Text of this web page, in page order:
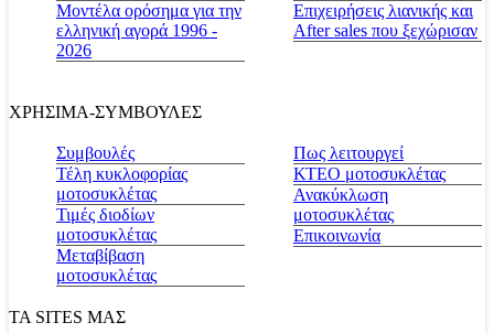
Μοντέλα ορόσημα για την
ελληνική αγορά 1996 -
2026
Επιχειρήσεις λιανικής και
After sales που ξεχώρισαν
ΧΡΗΣΙΜΑ-ΣΥΜΒΟΥΛΕΣ
Συμβουλές
Τέλη κυκλοφορίας
μοτοσυκλέτας
Τιμές διοδίων
μοτοσυκλέτας
Μεταβίβαση
μοτοσυκλέτας
Πως λειτουργεί
ΚΤΕΟ μοτοσυκλέτας
Ανακύκλωση
μοτοσυκλέτας
Επικοινωνία
ΤΑ SITES ΜΑΣ